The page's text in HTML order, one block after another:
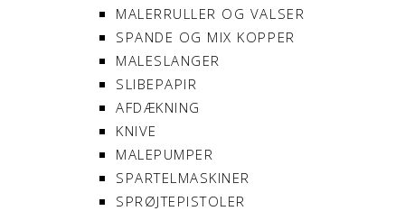
MALERRULLER OG VALSER
SPANDE OG MIX KOPPER
MALESLANGER
SLIBEPAPIR
AFDÆKNING
KNIVE
MALEPUMPER
SPARTELMASKINER
SPRØJTEPISTOLER